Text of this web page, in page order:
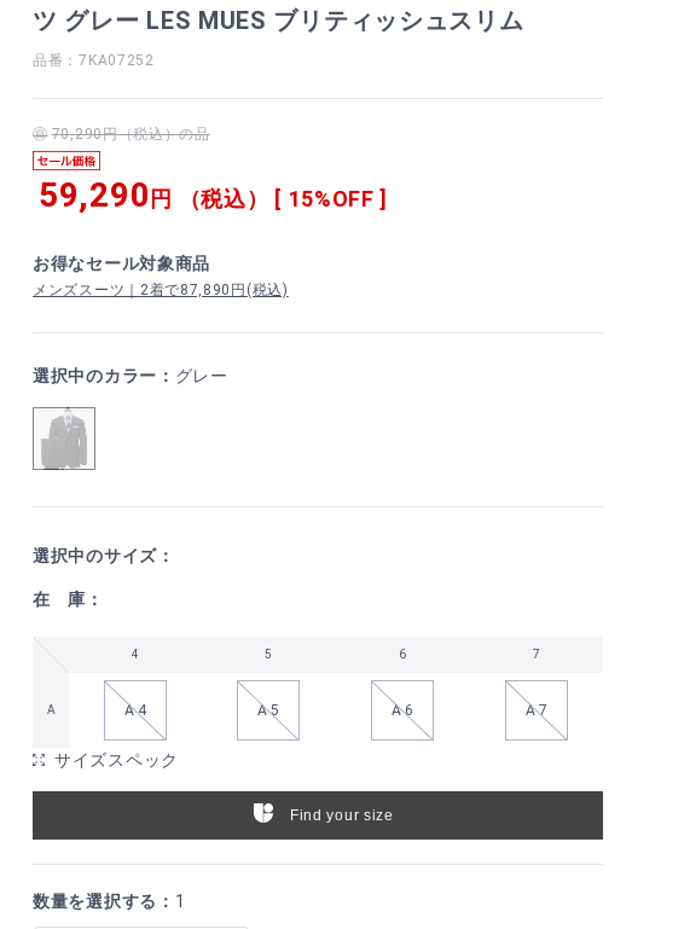
ツ グレー LES MUES ブリティッシュスリム
品番：7KA07252
70,290円（税込）の品
59,290 円 （税込） [ 15%OFF ]
お得なセール対象商品
メンズスーツ｜2着で87,890円(税込)
選択中のカラー： グレー
選択中のサイズ：
在 庫：
4 5 6 7
A A 4 A 5 A 6 A 7
サイズスペック
Find your size
数量を選択する： 1